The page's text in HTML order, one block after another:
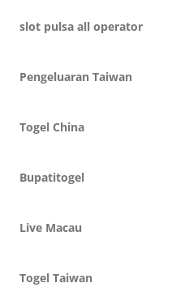
slot pulsa all operator
Pengeluaran Taiwan
Togel China
Bupatitogel
Live Macau
Togel Taiwan